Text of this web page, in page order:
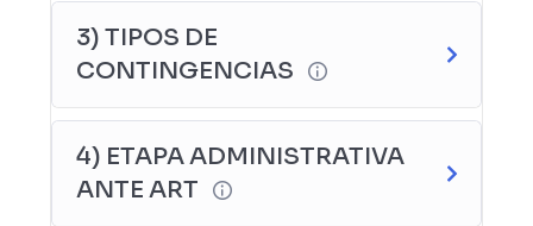
3) TIPOS DE
CONTINGENCIAS
4) ETAPA ADMINISTRATIVA
ANTE ART